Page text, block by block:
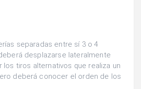
separadas entre sí 3 o 4
desplazarse lateralmente
los tiros alternativos que realiza un
deberá conocer el orden de los